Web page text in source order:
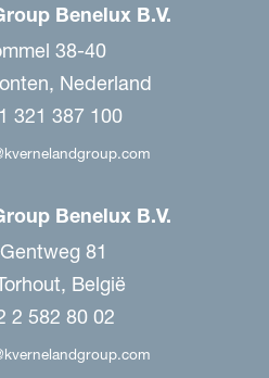
Benelux B.V.
38-40
Nederland
321 387 100
Benelux B.V.
81
België
2 582 80 02